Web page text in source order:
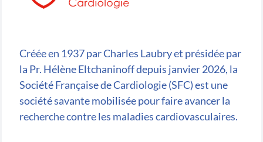
Créée en 1937 par Charles Laubry et présidée par
la Pr. Hélène Eltchaninoff depuis janvier 2026, la
Société Française de Cardiologie (SFC) est une
société savante mobilisée pour faire avancer la
recherche contre les maladies cardiovasculaires.